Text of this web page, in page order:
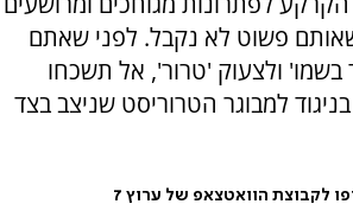
פשוט לא נקבל. לפני שאתם
בשמו' ולצעוק 'טרור', אל תשכחו
למבוגר הטרוריסט שניצב בצד
לקבוצת הוואטצאפ של ערוץ 7